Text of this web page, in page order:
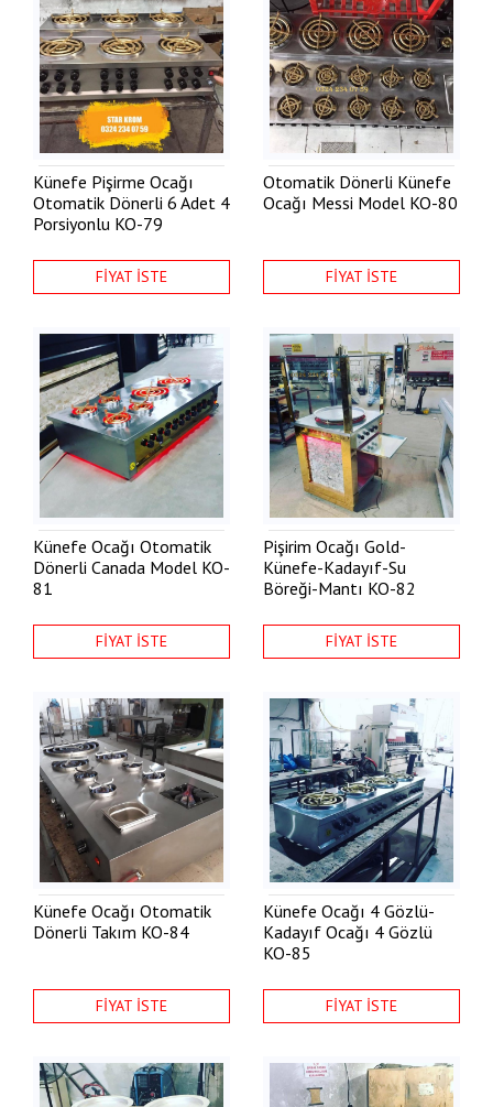
Künefe Pişirme Ocağı
Otomatik Dönerli 6 Adet 4
Porsiyonlu KO-79
FİYAT İSTE
Otomatik Dönerli Künefe
Ocağı Messi Model KO-80
FİYAT İSTE
Künefe Ocağı Otomatik
Dönerli Canada Model KO-
81
FİYAT İSTE
Pişirim Ocağı Gold-
Künefe-Kadayıf-Su
Böreği-Mantı KO-82
FİYAT İSTE
Künefe Ocağı Otomatik
Dönerli Takım KO-84
FİYAT İSTE
Künefe Ocağı 4 Gözlü-
Kadayıf Ocağı 4 Gözlü
KO-85
FİYAT İSTE